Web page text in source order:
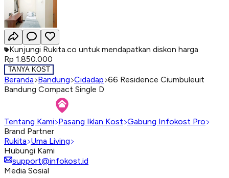
Kunjungi Rukita.co untuk mendapatkan diskon harga
Rp 1.850.000
TANYA KOST
Beranda Bandung Cidadap 66 Residence Ciumbuleuit
Bandung Compact Single D
Tentang Kami Pasang Iklan Kost Gabung Infokost Pro
Brand Partner
Rukita Uma Living
Hubungi Kami
support@infokost.id
Media Sosial